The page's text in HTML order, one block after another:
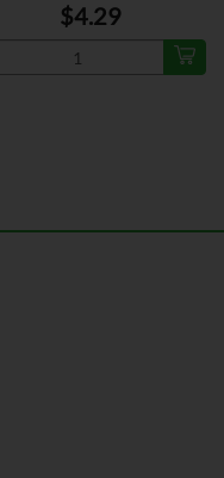
$4.29